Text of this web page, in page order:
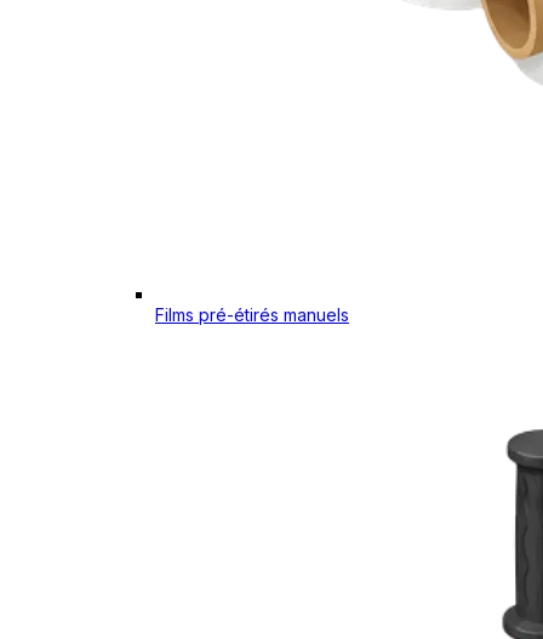
Films pré-étirés manuels